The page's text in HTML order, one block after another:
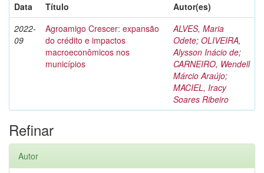
Data
Título
Autor(es)
2022-
09
Agroamigo Crescer: expansão
do crédito e impactos
macroeconômicos nos
municípios
ALVES, Maria
Odete; OLIVEIRA,
Alysson Inácio de;
CARNEIRO, Wendell
Márcio Araújo;
MACIEL, Iracy
Soares Ribeiro
Refinar
Autor